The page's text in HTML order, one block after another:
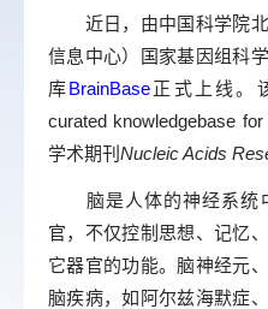
近日，由中国科学院北
信息中心）国家基因组科
库BrainBase正式上线。
curated knowledgebase
学术期刊 Nucleic Acids
脑是人体的神经系统
官，不仅控制思想、记忆
它器官的功能。脑神经元
脑疾病，如阿尔兹海默症